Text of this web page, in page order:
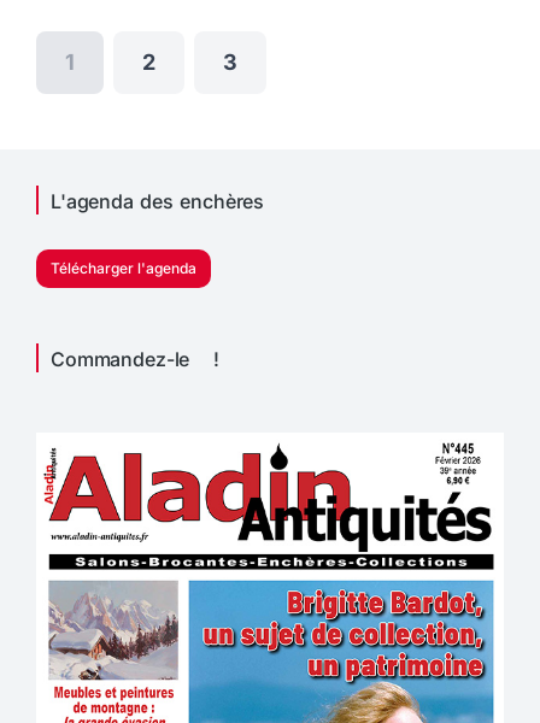
1 2 3
L'agenda des enchères
Télécharger l'agenda
Commandez-le !